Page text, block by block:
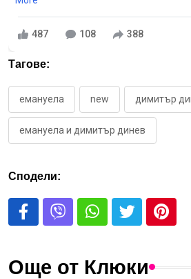
487 108 388
Тагове:
емануела new димитър
емануела и димитър динев
Сподели:
Още от Клюки